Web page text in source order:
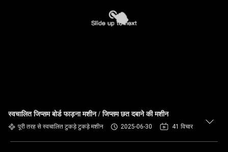
स्वचालित जिप्सम बोर्ड फाड़ना मशीन / जिप्सम छत दबाने की मशीन
पूरी तरह से स्वचालित टुकड़े टुकड़े मशीन 2025-06-30 41 विचार